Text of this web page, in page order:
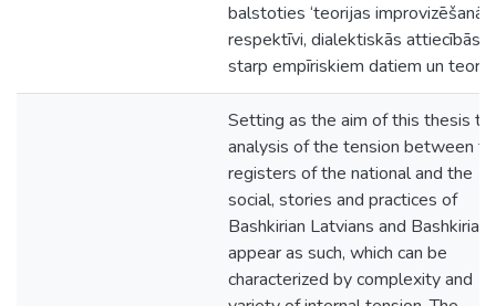
balstoties ‘teorijas improvizēšanā’,
respektīvi, dialektiskās attiecībās
starp empīriskiem datiem un
Setting as the aim of this thesis
analysis of the tension between
registers of the national and the
social, stories and practices of
Bashkirian Latvians and Bashkirians
appear as such, which can be
characterized by complexity and